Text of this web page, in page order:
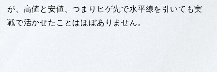
が、高値と安値、つまりヒゲ先で水平線を引いても実
戦で活かせたことはほぼありません。